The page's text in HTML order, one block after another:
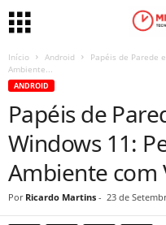
Início Android
Papéis de Parede
Ambiente...
ANDROID
Papéis de
Windows 11:
Ambiente com
Por Ricardo Martins - 23 de